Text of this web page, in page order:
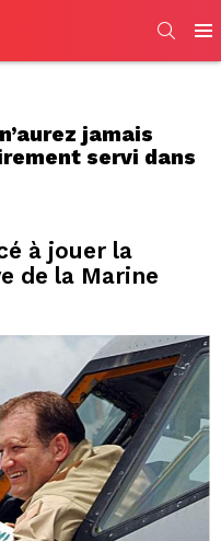
jamais
servi dans
à jouer la
de la Marine